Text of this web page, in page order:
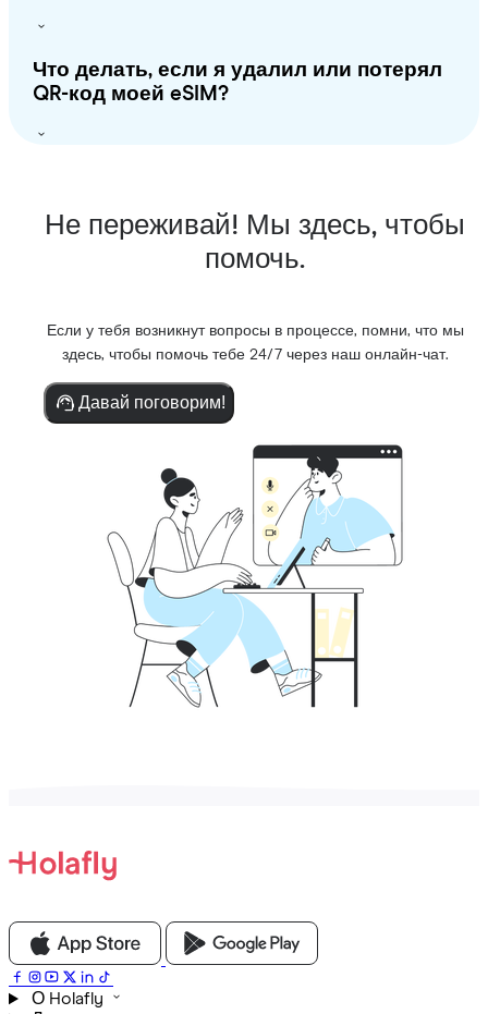
Что делать, если я удалил или потерял
QR-код моей eSIM?
Не переживай! Мы здесь, чтобы
помочь.
Если у тебя возникнут вопросы в процессе, помни, что мы
здесь, чтобы помочь тебе 24/7 через наш онлайн-чат.
Давай поговорим!
О Holafly